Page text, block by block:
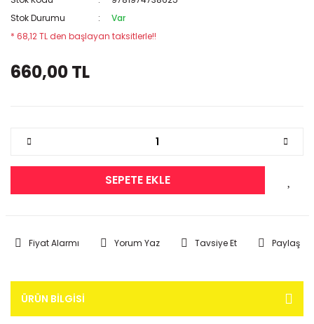
Stok Durumu
Var
* 68,12 TL den başlayan taksitlerle!!
660,00 TL
SEPETE EKLE
Fiyat Alarmı Yorum Yaz Tavsiye Et Paylaş
ÜRÜN BILGISI